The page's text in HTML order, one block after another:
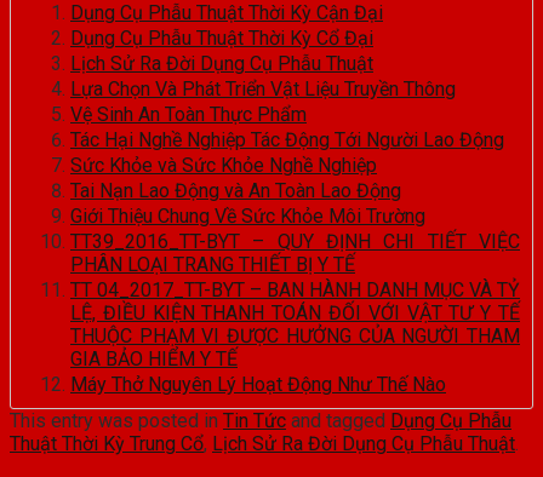
Dụng Cụ Phẫu Thuật Thời Kỳ Cận Đại
Dụng Cụ Phẫu Thuật Thời Kỳ Cổ Đại
Lịch Sử Ra Đời Dụng Cụ Phẫu Thuật
Lựa Chọn Và Phát Triển Vật Liệu Truyền Thông
Vệ Sinh An Toàn Thực Phẩm
Tác Hại Nghề Nghiệp Tác Động Tới Người Lao Động
Sức Khỏe và Sức Khỏe Nghề Nghiệp
Tai Nạn Lao Động và An Toàn Lao Động
Giới Thiệu Chung Về Sức Khỏe Môi Trường
TT39_2016_TT-BYT – QUY ĐỊNH CHI TIẾT VIỆC
PHÂN LOẠI TRANG THIẾT BỊ Y TẾ
TT 04_2017_TT-BYT – BAN HÀNH DANH MỤC VÀ TỶ
LỆ, ĐIỀU KIỆN THANH TOÁN ĐỐI VỚI VẬT TƯ Y TẾ
THUỘC PHẠM VI ĐƯỢC HƯỞNG CỦA NGƯỜI THAM
GIA BẢO HIỂM Y TẾ
Máy Thở Nguyên Lý Hoạt Động Như Thế Nào
This entry was posted in Tin Tức and tagged Dụng Cụ Phẫu
Thuật Thời Kỳ Trung Cổ, Lịch Sử Ra Đời Dụng Cụ Phẫu Thuật.